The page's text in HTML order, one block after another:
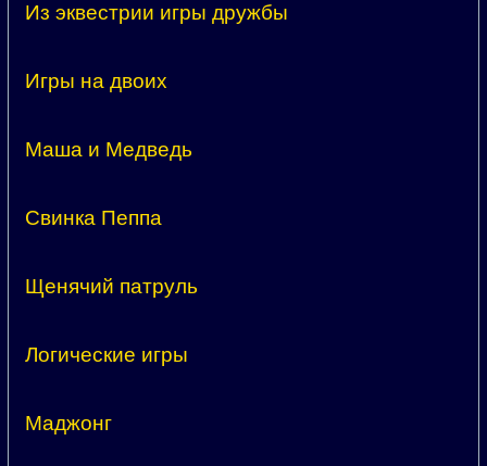
Из эквестрии игры дружбы
Игры на двоих
Маша и Медведь
Свинка Пеппа
Щенячий патруль
Логические игры
Маджонг